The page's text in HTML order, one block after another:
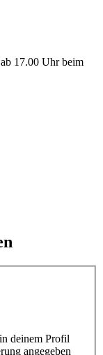
17.00 Uhr beim
deinem Profil
angegeben